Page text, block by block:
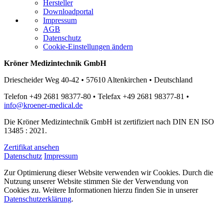
Hersteller
Downloadportal
Impressum
AGB
Datenschutz
Cookie-Einstellungen ändern
Kröner Medizintechnik GmbH
Driescheider Weg 40-42 • 57610 Altenkirchen • Deutschland
Telefon +49 2681 98377-80 • Telefax +49 2681 98377-81 •
info@kroener-medical.de
Die Kröner Medizintechnik GmbH ist zertifiziert nach DIN EN ISO
13485 : 2021.
Zertifikat ansehen
Datenschutz Impressum
Zur Optimierung dieser Website verwenden wir Cookies. Durch die
Nutzung unserer Website stimmen Sie der Verwendung von
Cookies zu. Weitere Informationen hierzu finden Sie in unserer
Datenschutzerklärung.